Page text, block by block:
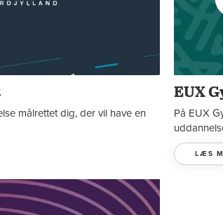
målrettet dig, der vil have en
EUX
På EUX
LÆS